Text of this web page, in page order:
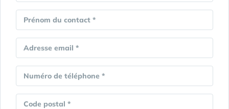
Prénom du contact *
Adresse email *
Numéro de téléphone *
Code postal *